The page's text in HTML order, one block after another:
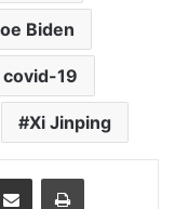
Biden
19
Xi Jinping
Share via Email Print